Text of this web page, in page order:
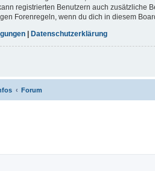
registrierten Benutzern auch zusätzliche
Forenregeln, wenn du dich in diesem
Datenschutzerklärung
Forum